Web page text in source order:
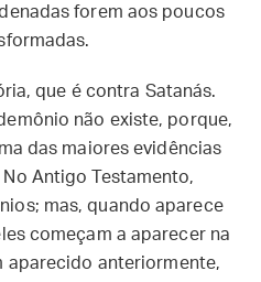
forem aos poucos
que é contra Satanás.
não existe, porque,
das maiores evidências
Antigo Testamento,
mas, quando aparece
começam a aparecer na
aparecido anteriormente,